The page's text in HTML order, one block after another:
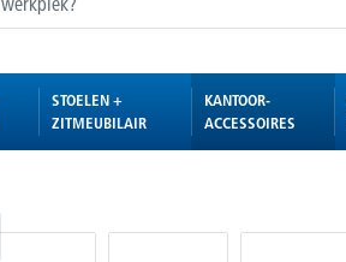
STOELEN +
ZITMEUBILAIR
KANTOOR-
ACCESSOIRES